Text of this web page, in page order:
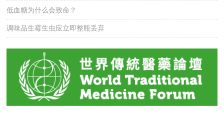
低血糖为什么会致命？
调味品生霉生虫应立即整瓶丢弃